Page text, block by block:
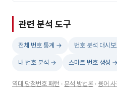
관련 분석 도구
전체 번호 통계 → 번호 분석 대시
내 번호 분석 → 스마트 번호 생성 →
역대 당첨번호 패턴 · 분석 방법론 · 용어 사